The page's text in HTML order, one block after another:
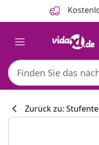
Zurück zu: